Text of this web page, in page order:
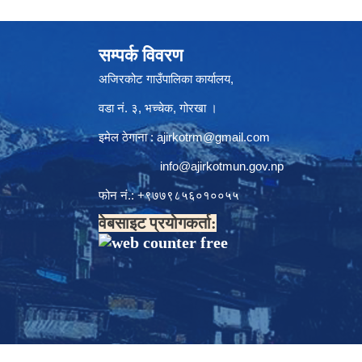
सम्पर्क विवरण
अजिरकोट गाउँपालिका कार्यालय,
वडा नं. ३, भच्चेक, गोरखा ।
इमेल ठेगाना : ajirkotrm@gmail.com
info@ajirkotmun.gov.np
फोन नं.: ‍‌+९७७९८५६०१००५५
वेबसाइट प्रयोगकर्ता: